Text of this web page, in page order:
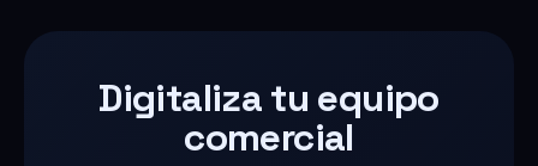
Digitaliza tu equipo
comercial